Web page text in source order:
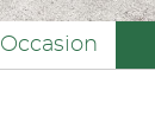
Occasion